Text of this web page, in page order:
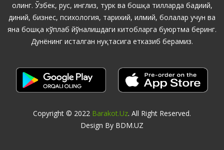
олинг. Ўзбек, рус, инглиз, турк ва бошқа тилларда бадиий,
диний, бизнес, психология, тарихий, илмий, болалар учун ва
яна бошқа кўплаб йўналишдаги китобларга буюртма беринг.
Дунёнинг исталган нуқтасига етказиб берамиз.
Copyright © 2022 Barakot.uz. All Right Reserved.
Design By BDM.UZ